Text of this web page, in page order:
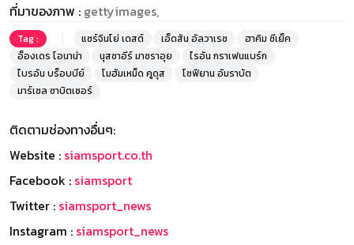
ที่มาของภาพ : gettyimages,
Tag : แซร์จินโย่ เดสต์ เอ็ดสัน อัลวาเรซ
ฮาคิม ซีเย็ค
อ็องเดร โอนาน่า
นุสซาอีร์ มาซราอุย
ไรอัน กราเฟนแบร์ก
ไบรอัน บร็อบบีย์
โมฮัมเหม็ด คูดุส
โซฟียาน อัมราบัต
มาร์เซล ซาบิตเซอร์
ติดตามช่องทางอื่นๆ:
Website : siamsport.co.th
Facebook : siamsport
Twitter : siamsport_news
Instagram : siamsport_news